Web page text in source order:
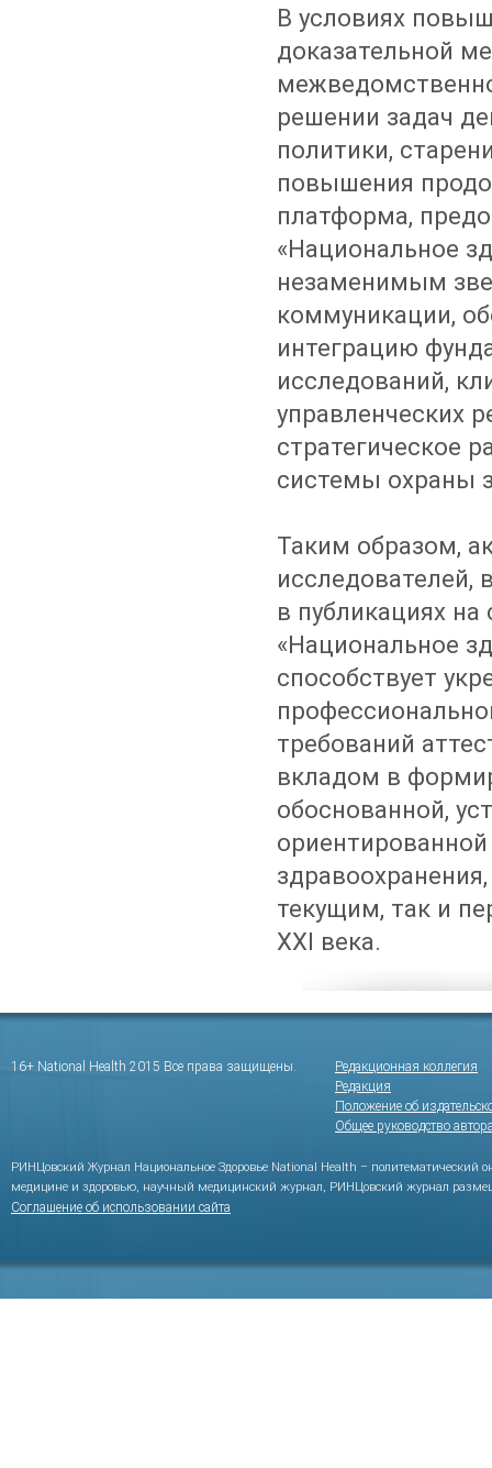
В условиях
доказательной
решении задач
политики,
повышения
платформа,
«Национальное
незаменимым
коммуникации,
интеграцию
исследований,
управленческих
стратегическое
системы охраны
Таким образом,
исследователей,
в публикациях
«Национальное
способствует
требований
вкладом в
обоснованной,
текущим, так и
XXI века.
16+ National Health 2015 Все права защищены.
Редакционная коллегия
Редакция
Положение об
Общее руководство
РИНЦовский Журнал Национальное Здоровье National Health –
медицине и здоровью, научный медицинский журнал, РИНЦовский журнал
Соглашение об использовании сайта